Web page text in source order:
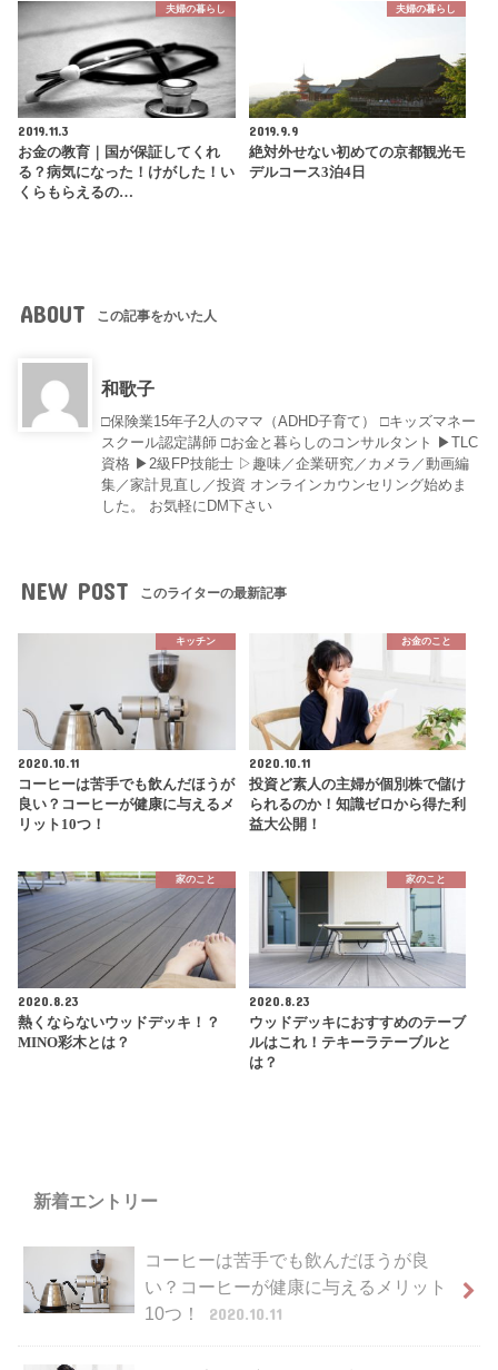
夫婦の暮らし
2019.11.3
お金の教育｜国が保証してくれ
る？病気になった！けがした！い
くらもらえるの…
夫婦の暮らし
2019.9.9
絶対外せない初めての京都観光モ
デルコース3泊4日
ABOUT この記事をかいた人
和歌子
□保険業15年子2人のママ（ADHD子育て） □キッズマネー
スクール認定講師 □お金と暮らしのコンサルタント ▶︎TLC
資格 ▶︎2級FP技能士 ▷趣味／企業研究／カメラ／動画編
集／家計見直し／投資 オンラインカウンセリング始めま
した。 お気軽にDM下さい
NEW POST このライターの最新記事
キッチン
2020.10.11
コーヒーは苦手でも飲んだほうが
良い？コーヒーが健康に与えるメ
リット10つ！
お金のこと
2020.10.11
投資ど素人の主婦が個別株で儲け
られるのか！知識ゼロから得た利
益大公開！
家のこと
2020.8.23
熱くならないウッドデッキ！？
MINO彩木とは？
家のこと
2020.8.23
ウッドデッキにおすすめのテーブ
ルはこれ！テキーラテーブルと
は？
新着エントリー
コーヒーは苦手でも飲んだほうが良
い？コーヒーが健康に与えるメリット
10つ！
2020.10.11